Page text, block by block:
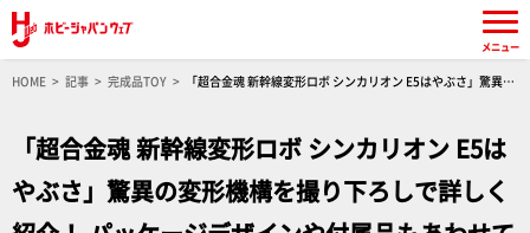
HOME 記事 完成品TOY
「超合金魂 新幹線変形ロボ シンカリオン E5はやぶさ」驚異の
「超合金魂 新幹線変形ロボ シンカリオン E5は
やぶさ」驚異の変形機構を撮り下ろしで詳しく
メニュー